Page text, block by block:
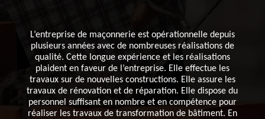
L’entreprise de maçonnerie est opérationnelle depuis
plusieurs années avec de nombreuses réalisations de
qualité. Cette longue expérience et les réalisations
plaident en faveur de l’entreprise. Elle effectue les
travaux sur de nouvelles constructions. Elle assure les
travaux de rénovation et de réparation. Elle dispose du
personnel suffisant en nombre et en compétence pour
réaliser les travaux de transformation de bâtiment. En